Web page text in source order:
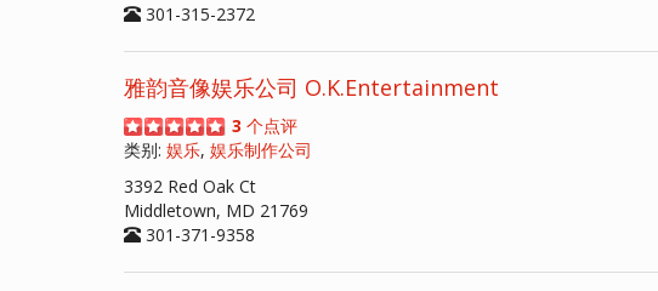
301-315-2372
雅韵音像娱乐公司 O.K.Entertainment
3 个点评
类别: 娱乐, 娱乐制作公司
3392 Red Oak Ct
Middletown, MD 21769
301-371-9358